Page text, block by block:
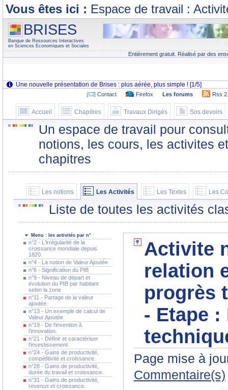
Vous êtes ici : Espace de travail :
BRISES
Banque de Ressources Interactives
en Sciences Economiques et Sociales
Entièrement gratuit. Réalisé par des
Contact Firefox Les forums Rss
Accueil Chapitres Travaux Dirigés Sos devoirs
Un espace de travail pour
notions, les cours, les activites
chapitres
Les notions Les Activités Les Textes Les
Liste de toutes les activités
Menu : les activités par n°
n°2 - L'irrégularité de la
croissance mondiale depuis
1820.
n°4 - La notion de Valeur Ajoutée
n°6 - Signification du PIB
n°9 - Niveau de départ et
évolution du PIB par habitant
selon la zone
n°11 - Partage de la valeur
ajoutée.
n°13 - Un exemple de calcul de
Valeur Ajoutée
n°19 - De l'invention à
l'innovation.
n°21 - Définir et caractériser
l'investissement
n°24 - Gains de productivité,
compétitivité et croissance.
n°28 - Gains de productivité,
durée du travail et croissance.
n°31 - Gains de productivité,
revenus et croissance.
Activite
relation
progrès
- Etape :
Page mise à
Commentaire(s)